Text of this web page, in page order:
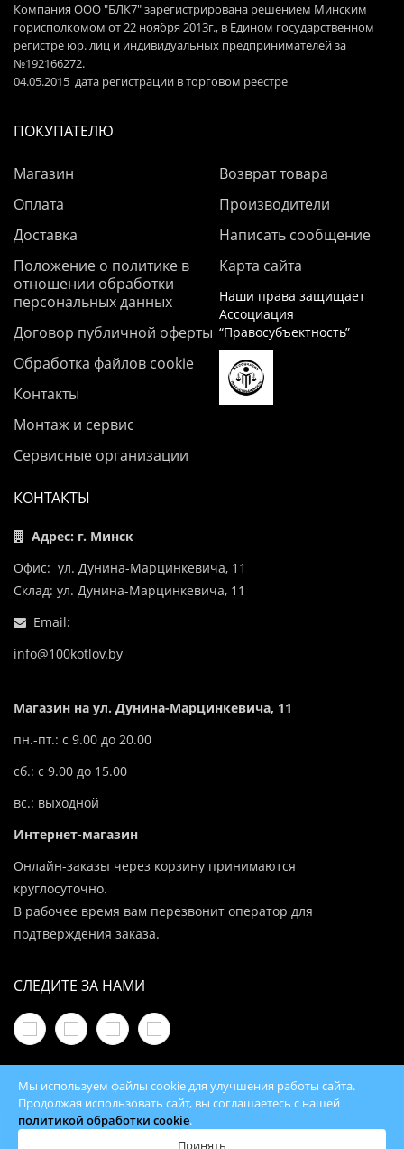
Компания ООО "БЛК7" зарегистрирована решением Минским
горисполкомом от 22 ноября 2013г., в Едином государственном
регистре юр. лиц и индивидуальных предпринимателей за
№192166272.
04.05.2015 дата регистрации в торговом реестре
ПОКУПАТЕЛЮ
Магазин
Оплата
Доставка
Положение о политике в
отношении обработки
персональных данных
Договор публичной оферты
Обработка файлов cookie
Контакты
Монтаж и сервис
Сервисные организации
Возврат товара
Производители
Написать сообщение
Карта сайта
Наши права защищает
Ассоциация
“Правосубъектность”
КОНТАКТЫ
Адрес: г. Минск
Офис: ул. Дунина-Марцинкевича, 11
Склад: ул. Дунина-Марцинкевича, 11
Email:
info@100kotlov.by
Магазин на ул. Дунина-Марцинкевича, 11
пн.-пт.: с 9.00 до 20.00
сб.: с 9.00 до 15.00
вс.: выходной
Интернет-магазин
Онлайн-заказы через корзину принимаются
круглосуточно.
В рабочее время вам перезвонит оператор для
подтверждения заказа.
СЛЕДИТЕ ЗА НАМИ
© 2026 100Kotlov.by — продажа отопительного
оборудования с доставкой по всей Беларуси
Мы используем файлы cookie для улучшения работы сайта.
Продолжая использовать сайт, вы соглашаетесь с нашей
политикой обработки cookie.
Принять